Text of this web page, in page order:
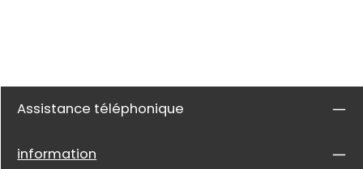
Assistance téléphonique
information